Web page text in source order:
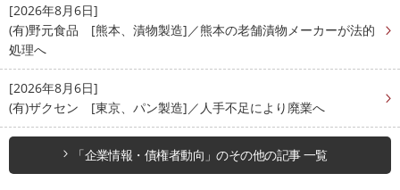
[2026年8月6日]
(有)野元食品 [熊本、漬物製造]／熊本の老舗漬物メーカーが法的
処理へ
[2026年8月6日]
(有)ザクセン [東京、パン製造]／人手不足により廃業へ
「企業情報・債権者動向」のその他の記事 一覧